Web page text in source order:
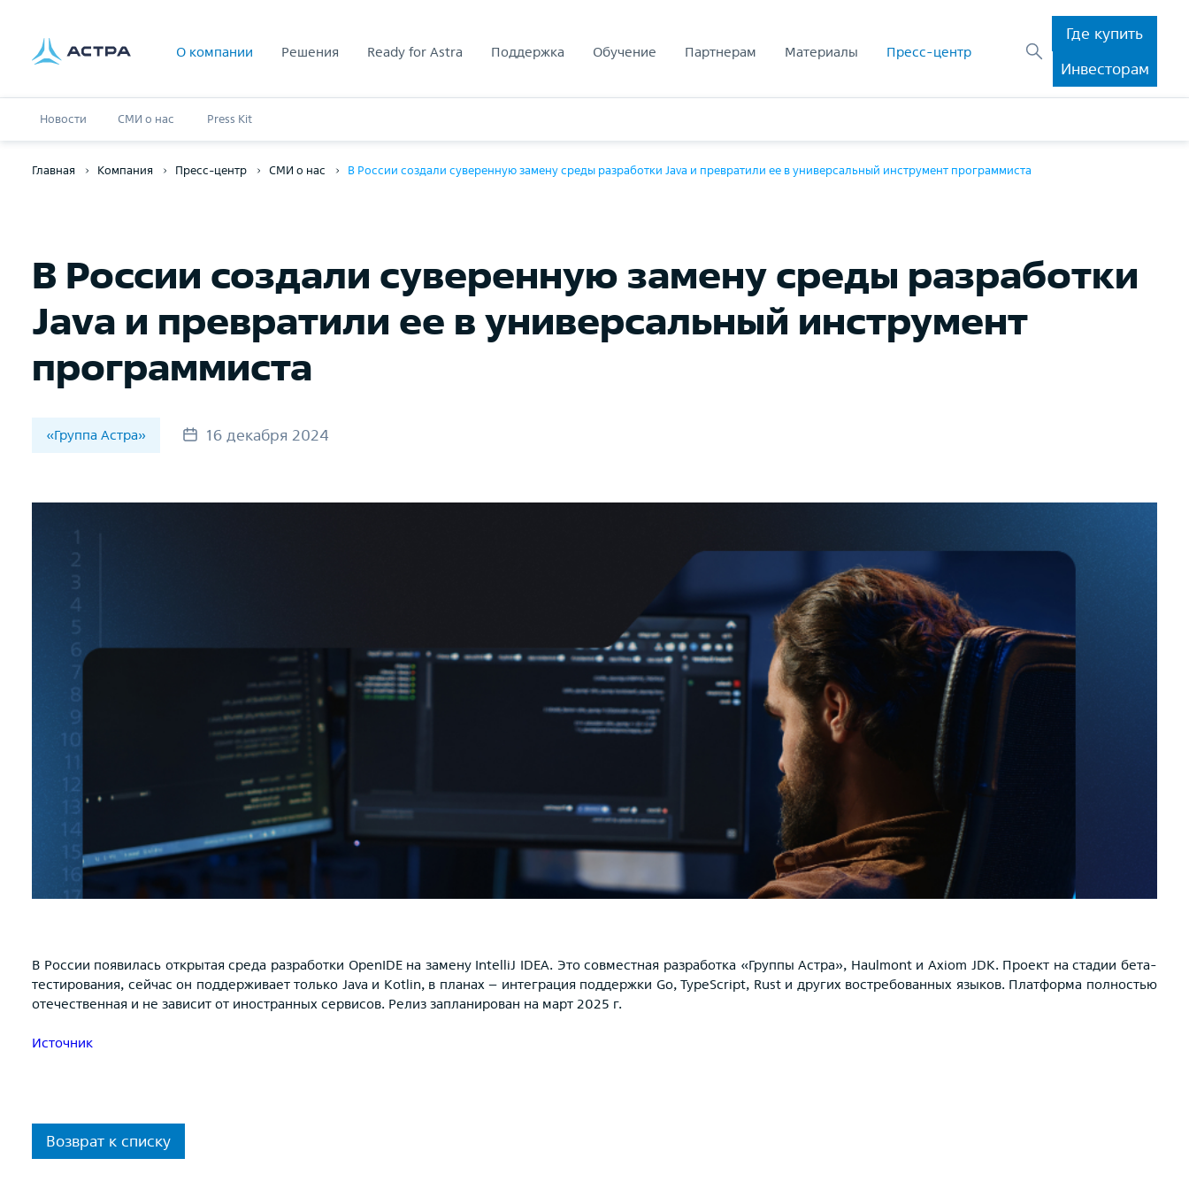
О компании Решения Ready for Astra Поддержка Обучение Партнерам Материалы Пресс-центр
Где купить
Инвесторам
Новости СМИ о нас Press Kit
Главная Компания Пресс-центр СМИ о нас В России создали суверенную замену среды разработки Java и превратили ее в универсальный инструмент программиста
В России создали суверенную замену среды разработки
Java и превратили ее в универсальный инструмент
программиста
«Группа Астра» 16 декабря 2024
В России появилась открытая среда разработки OpenIDE на замену IntelliJ IDEA. Это совместная разработка «Группы Астра», Haulmont и Axiom JDK. Проект на стадии бета-
тестирования, сейчас он поддерживает только Java и Kotlin, в планах – интеграция поддержки Go, TypeScript, Rust и других востребованных языков. Платформа полностью
отечественная и не зависит от иностранных сервисов. Релиз запланирован на март 2025 г.
Источник
Возврат к списку